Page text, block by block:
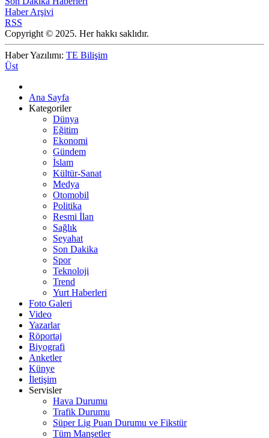
Haber Arşivi
RSS
Copyright © 2025. Her hakkı saklıdır.
Haber Yazılımı: TE Bilişim
Üst
Ana Sayfa
Kategoriler
Dünya
Eğitim
Ekonomi
Gündem
İslam
Kültür-Sanat
Medya
Otomobil
Politika
Resmi İlan
Sağlık
Seyahat
Son Dakika
Spor
Teknoloji
Trend
Yurt Haberleri
Foto Galeri
Video
Yazarlar
Röportaj
Biyografi
Anketler
Künye
İletişim
Servisler
Hava Durumu
Trafik Durumu
Süper Lig Puan Durumu ve Fikstür
Tüm Manşetler